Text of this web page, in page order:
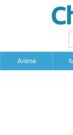
Anime